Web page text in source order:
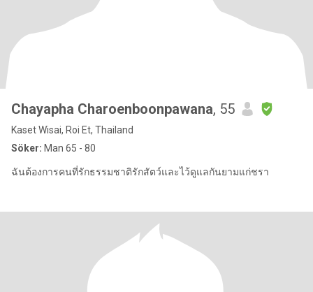
Chayapha Charoenboonpawana, 55
Kaset Wisai, Roi Et, Thailand
Söker: Man 65 - 80
ฉันต้องการคนที่รักธรรมชาติ​รักสัตว์​และไว้ดูแลกันยามแก่ชรา